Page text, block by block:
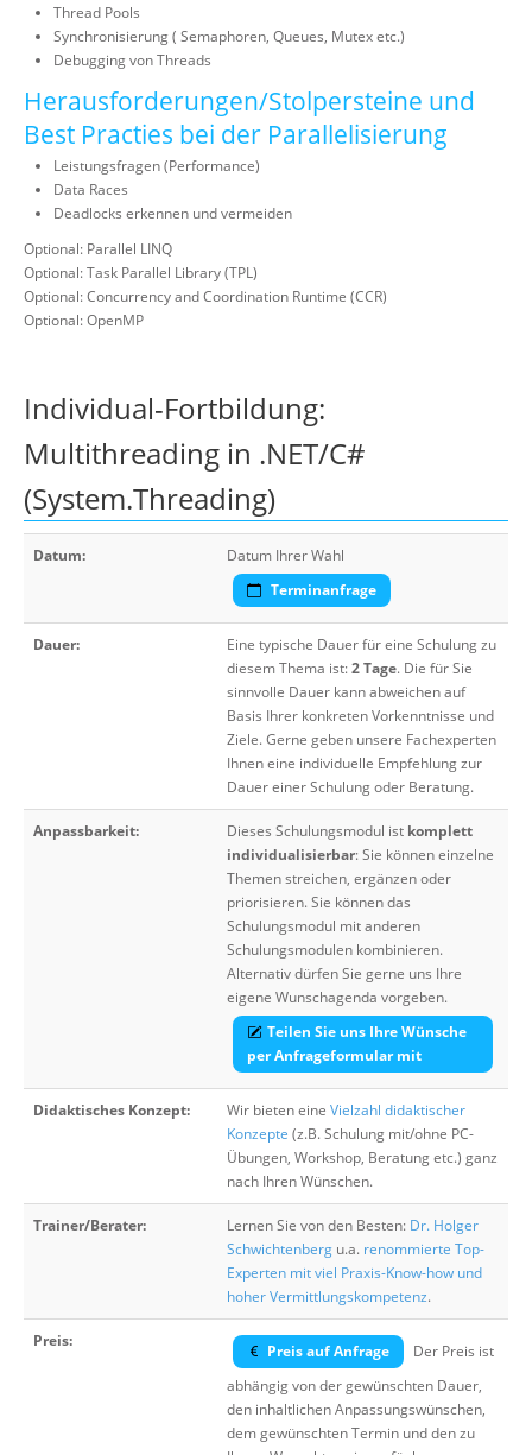
Thread Pools
Synchronisierung ( Semaphoren, Queues, Mutex etc.)
Debugging von Threads
Herausforderungen/Stolpersteine und
Best Practies bei der Parallelisierung
Leistungsfragen (Performance)
Data Races
Deadlocks erkennen und vermeiden
Optional: Parallel LINQ
Optional: Task Parallel Library (TPL)
Optional: Concurrency and Coordination Runtime (CCR)
Optional: OpenMP
Individual-Fortbildung:
Multithreading in .NET/C#
(System.Threading)
Datum:
Datum Ihrer Wahl
Terminanfrage
Dauer:
Eine typische Dauer für eine Schulung zu
diesem Thema ist:2 Tage. Die für Sie
sinnvolle Dauer kann abweichen auf
Basis Ihrer konkreten Vorkenntnisse und
Ziele. Gerne geben unsere Fachexperten
Ihnen eine individuelle Empfehlung zur
Dauer einer Schulung oder Beratung.
Anpassbarkeit: Dieses Schulungsmodul ist komplett
individualisierbar: Sie können einzelne
Themen streichen, ergänzen oder
priorisieren. Sie können das
Schulungsmodul mit anderen
Schulungsmodulen kombinieren.
Alternativ dürfen Sie gerne uns Ihre
eigene Wunschagenda vorgeben.
Teilen Sie uns Ihre Wünsche
per Anfrageformular mit
Didaktisches Konzept: Wir bieten eine Vielzahl didaktischer
Konzepte (z.B. Schulung mit/ohne PC-
Übungen, Workshop, Beratung etc.) ganz
nach Ihren Wünschen.
Trainer/Berater: Lernen Sie von den Besten: Dr. Holger
Schwichtenberg u.a. renommierte Top-
Experten mit viel Praxis-Know-how und
hoher Vermittlungskompetenz.
Preis:
Preis auf Anfrage
Der Preis ist
abhängig von der gewünschten Dauer,
den inhaltlichen Anpassungswünschen,
dem gewünschten Termin und den zu